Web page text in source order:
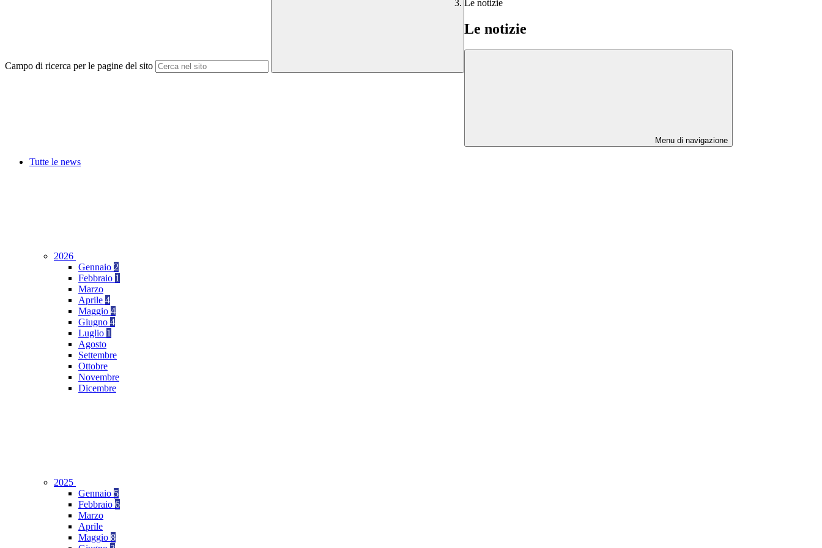
Campo di ricerca per le pagine del sito
Le notizie
Le notizie
Menu di navigazione
Tutte le news
2026
Gennaio 2
Febbraio 1
Marzo
Aprile 4
Maggio 4
Giugno 4
Luglio 1
Agosto
Settembre
Ottobre
Novembre
Dicembre
2025
Gennaio 5
Febbraio 6
Marzo
Aprile
Maggio 8